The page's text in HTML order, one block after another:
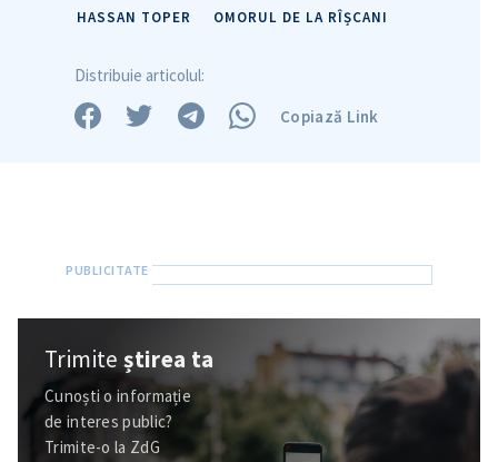
HASSAN TOPER OMORUL DE LA RÎȘCANI
Distribuie articolul:
Copiază Link
Trimiteștirea ta
Cunoști o informație
de interes public?
Trimite-o la ZdG